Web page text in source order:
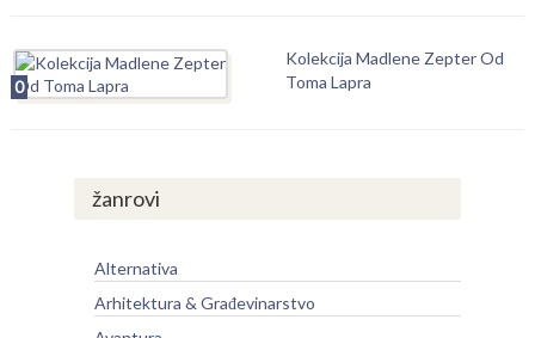
0
Kolekcija Madlene Zepter Od
Toma Lapra
žanrovi
Alternativa
Arhitektura & Građevinarstvo